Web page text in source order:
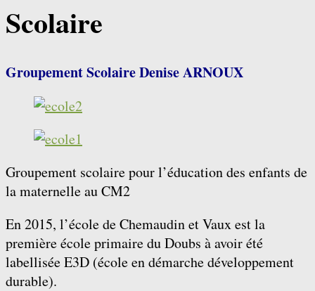
Scolaire
Groupement Scolaire Denise ARNOUX
Groupement scolaire pour l’éducation des enfants de
la maternelle au CM2
En 2015, l’école de Chemaudin et Vaux est la
première école primaire du Doubs à avoir été
labellisée E3D (école en démarche développement
durable).